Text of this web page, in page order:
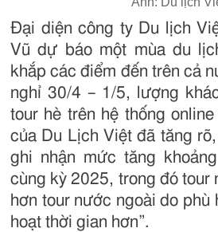
Đại diện công ty Du lịch
Vũ dự báo một mùa du
khắp các điểm đến trên cả
nghỉ 30/4 – 1/5, lượng
tour hè trên hệ thống
của Du Lịch Việt đã tăng
ghi nhận mức tăng
cùng kỳ 2025, trong đó tour
hơn tour nước ngoài do phù
hoạt thời gian hơn”.